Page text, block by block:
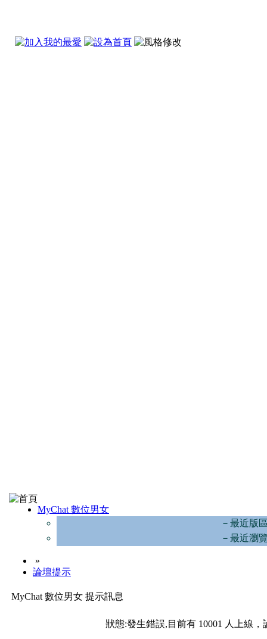
MyChat 數位男女
－最近版
－最近瀏
»
論壇提示
MyChat 數位男女 提示訊息
狀態:發生錯誤,目前有 10001 人上線